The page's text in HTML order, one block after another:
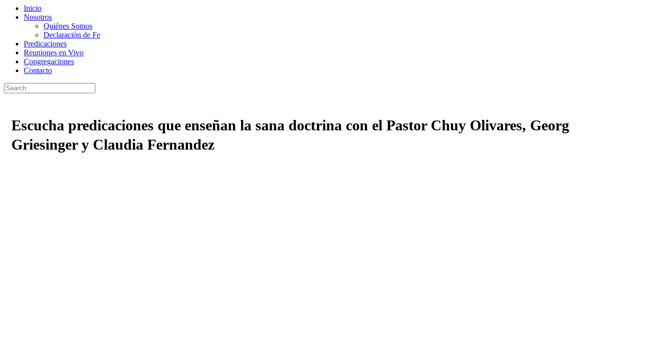
Inicio
Nosotros
Quiénes Somos
Declaración de Fe
Predicaciones
Reuniones en Vivo
Congregaciones
Contacto
Escucha predicaciones que enseñan la sana doctrina con el Pastor Chuy Olivares, Georg
Griesinger y Claudia Fernandez